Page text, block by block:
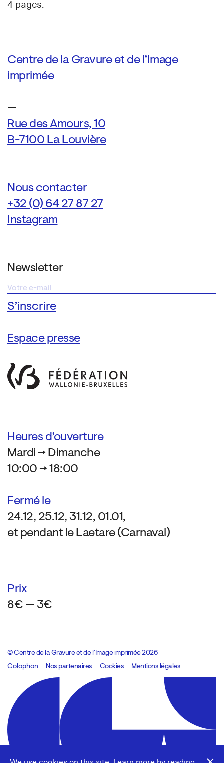
4 pages.
Centre de la Gravure et de l’Image
imprimée
—
Rue des Amours, 10
B-7100 La Louvière
Nous contacter
+32 (0) 64 27 87 27
Instagram
Newsletter
Espace presse
Heures d’ouverture
Mardi → Dimanche
10:00 → 18:00
Fermé le
24.12, 25.12, 31.12, 01.01,
et pendant le Laetare (Carnaval)
Prix
8€ — 3€
© Centre de la Gravure et de l’Image imprimée 2026
Colophon
Design:Marcel Kaczmarek, code:8080.studio
Nos partenaires Cookies Mentions légales